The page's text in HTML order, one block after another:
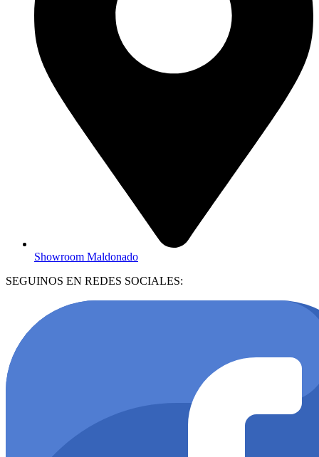
Showroom Maldonado
SEGUINOS EN REDES SOCIALES: